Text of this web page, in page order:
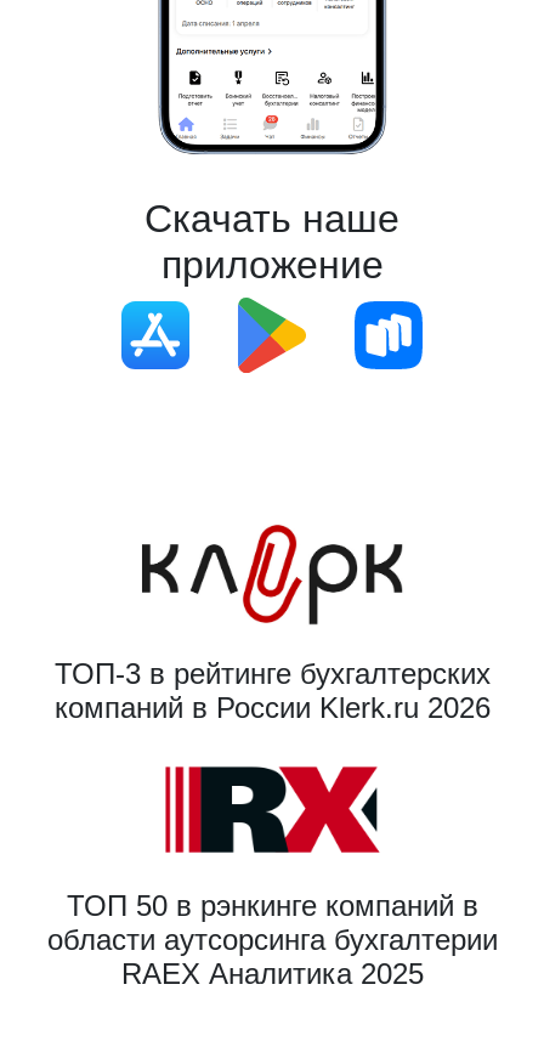
Скачать наше
приложение
ТОП-3 в рейтинге бухгалтерских
компаний в России Klerk.ru 2026
ТОП 50 в рэнкинге компаний в
области аутсорсинга бухгалтерии
RAEX Аналитика 2025